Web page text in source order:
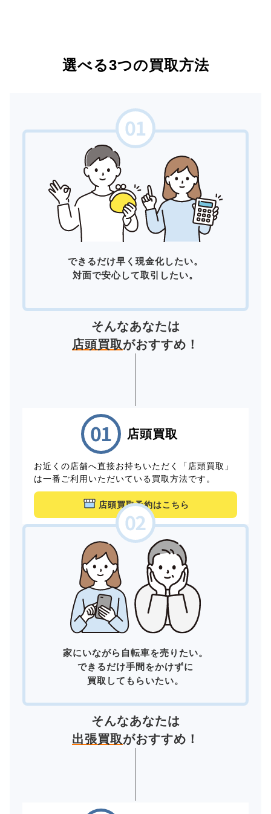
選べる3つの買取方法
できるだけ早く現金化したい。
対面で安心して取引したい。
そんなあなたは
店頭買取がおすすめ！
店頭買取
お近くの店舗へ直接お持ちいただく「店頭買取」
は一番ご利用いただいている買取方法です。
店頭買取予約はこちら
家にいながら自転車を売りたい。
できるだけ手間をかけずに
買取してもらいたい。
そんなあなたは
出張買取がおすすめ！